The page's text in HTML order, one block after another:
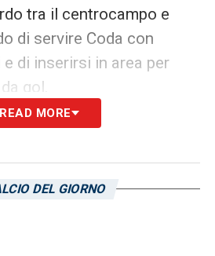
tra il centrocampo e
di servire Coda con
di inserirsi in area per
gol.
eCoucke
. Donati
ha scelto di
READ MORE
DEL GIORNO